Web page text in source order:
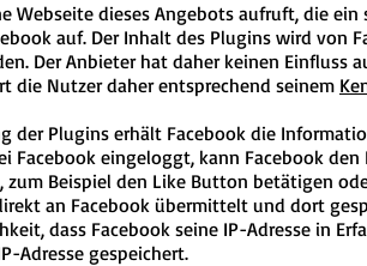
Webseite dieses Angebots aufruft, die
auf. Der Inhalt des Plugins wird
Der Anbieter hat daher keinen Einfluss
die Nutzer daher entsprechend seinem
der Plugins erhält Facebook die
Facebook eingeloggt, kann Facebook
zum Beispiel den Like Button betätigen
an Facebook übermittelt und dort
dass Facebook seine IP-Adresse in
Adresse gespeichert.